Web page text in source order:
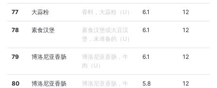
77 大蒜粉 香料，大蒜粉（U） 6.1 12
78 素食汉堡
素食汉堡或大豆汉
堡，未准备的（U）
6.1 12
79 博洛尼亚香肠
博洛尼亚香肠，牛
肉（U）
6.1 12
80 博洛尼亚香肠
博洛尼亚香肠，牛
5.8 12